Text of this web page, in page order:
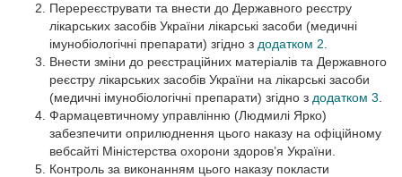
Перереєструвати та внести до Державного реєстру
лікарських засобів України лікарські засоби (медичні
імунобіологічні препарати) згідно з додатком 2
Внести зміни до реєстраційних матеріалів та Державного
реєстру лікарських засобів України на лікарські засоби
(медичні імунобіологічні препарати) згідно з додатком 3
Фармацевтичному управлінню (Людмилі Ярко)
забезпечити оприлюднення цього наказу на офіційному
вебсайті Міністерства охорони здоров’я України.
Контроль за виконанням цього наказу покласти